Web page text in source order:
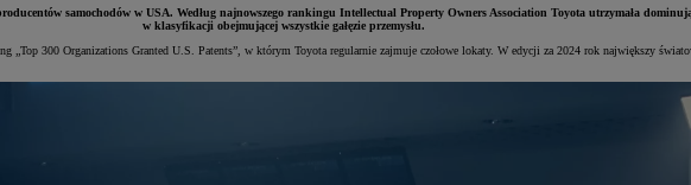
samochodów w USA. Według najnowszego rankingu Intellectual Property Owners Association Toyota utrzymała
w klasyfikacji obejmującej wszystkie gałęzie przemysłu.
300 Organizations Granted U.S. Patents”, w którym Toyota regularnie zajmuje czołowe lokaty. W edycji za 2024 rok największy